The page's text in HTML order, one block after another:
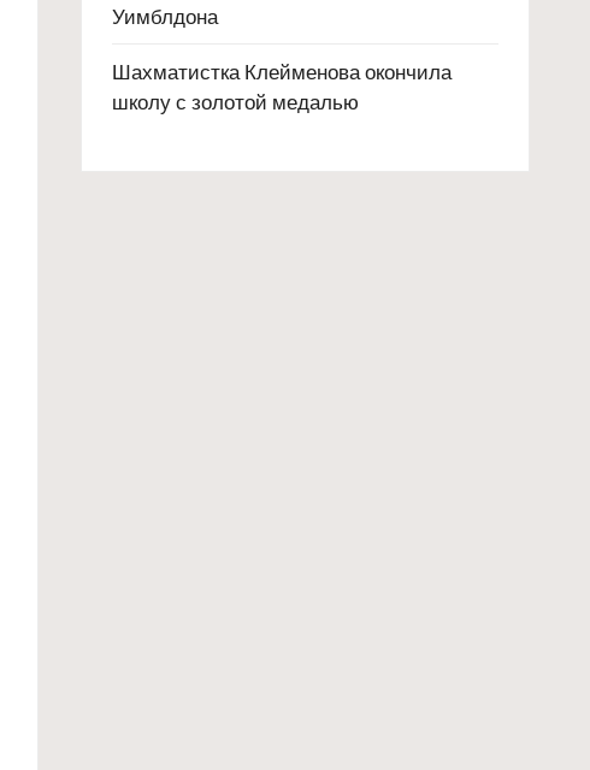
Уимблдона
Шахматистка Клейменова окончила
школу с золотой медалью